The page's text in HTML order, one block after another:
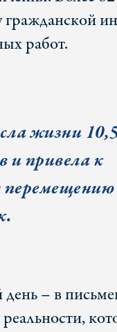
гражданской
работ.
жизни
и привела к
– в
реальности,